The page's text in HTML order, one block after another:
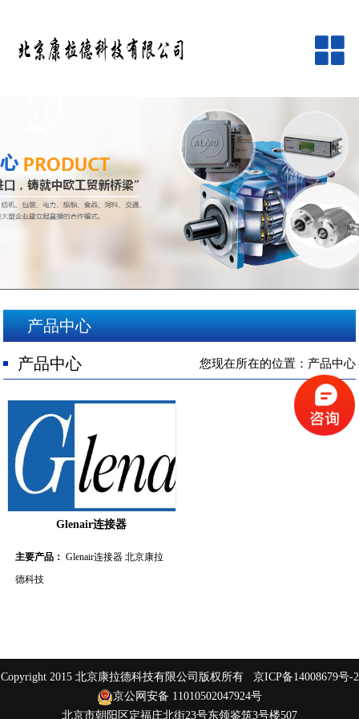
网站首页
公司简介
产品中心
品牌中心
新闻资讯
客户服务
在线留言
人才招聘
联系我们
产品中心
产品中心 您现在所在的位置：产品中心
Glenair连接器
主要产品： Glenair连接器 北京康拉
德科技
Copyright 2015 北京康拉德科技有限公司版权所有 京ICP备14008679号-2
京公网安备 11010502047924号
北京市朝阳区定福庄北街23号东领鉴筑3号楼507